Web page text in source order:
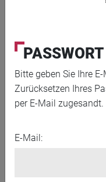
Bitte geben Sie Ihre
Zurücksetzen Ihres
per E-Mail zugesandt.
E-Mail: